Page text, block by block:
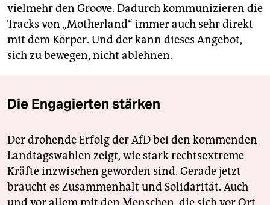
vielmehr den Groove. Dadurch kommunizieren die
Tracks von „Motherland“ immer auch sehr direkt
mit dem Körper. Und der kann dieses Angebot,
sich zu bewegen, nicht ablehnen.
Die Engagierten stärken
Der drohende Erfolg der AfD bei den kommenden
Landtagswahlen zeigt, wie stark rechtsextreme
Kräfte inzwischen geworden sind. Gerade jetzt
braucht es Zusammenhalt und Solidarität. Auch